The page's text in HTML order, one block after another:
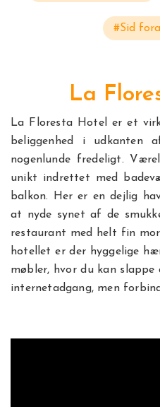
#Sid
La
La Floresta Hotel er et
beliggenhed i udkanten
nogenlunde fredeligt.
unikt indrettet med
balkon. Her er en dejlig
at nyde synet af de
restaurant med helt fin
hotellet er der hyggelige
møbler, hvor du kan
internetadgang, men